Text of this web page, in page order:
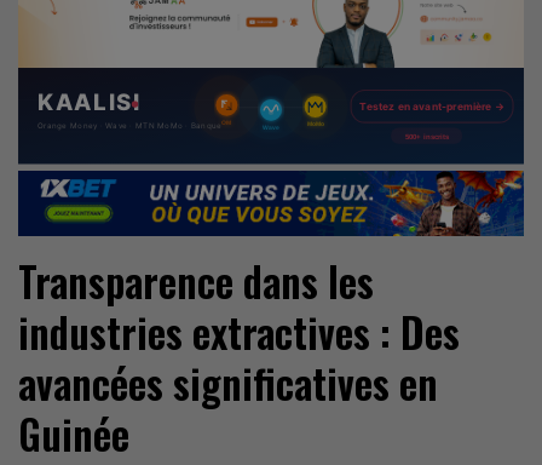
Transparence dans les
industries extractives : Des
avancées significatives en
Guinée